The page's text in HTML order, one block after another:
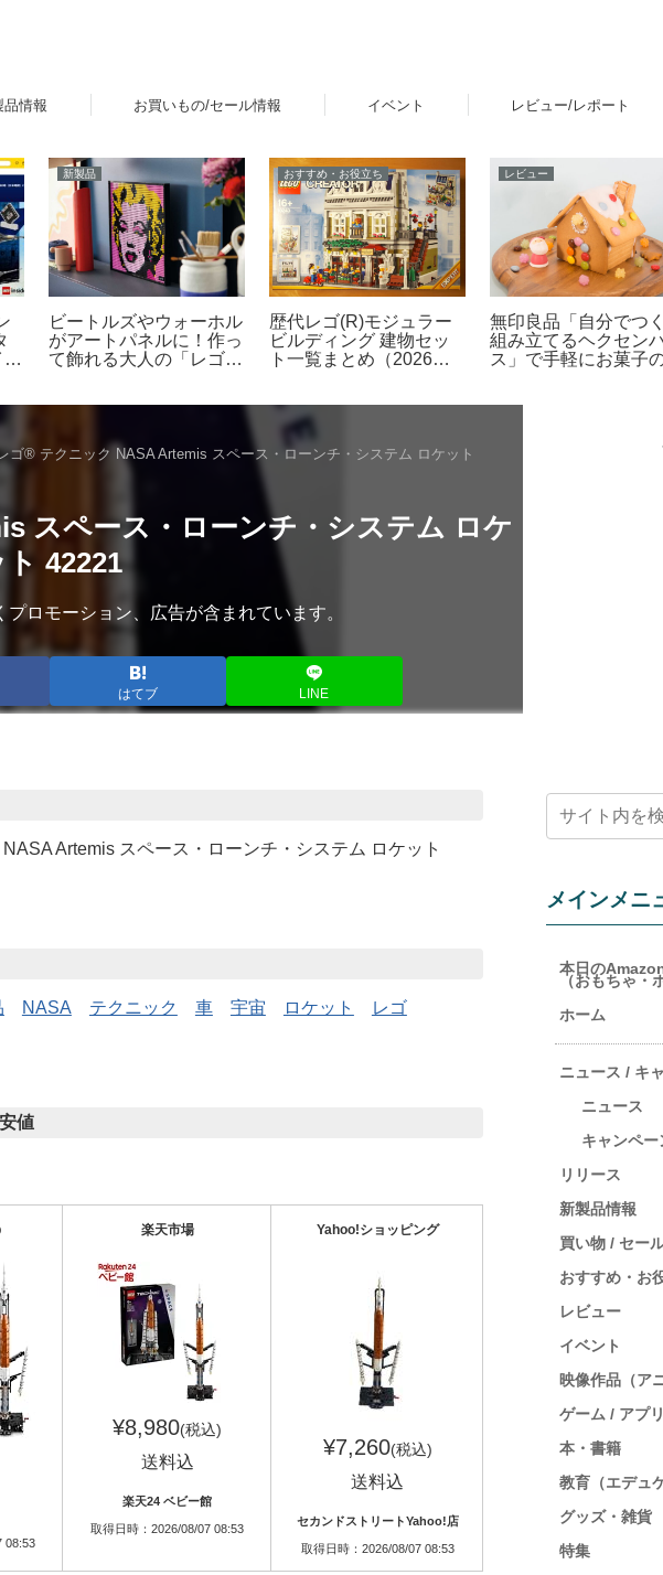
品情報 お買いもの/セール情報 イベント レビュー/レポート
新製品
ビートルズやウォーホル
がアートパネルに！作っ
て飾れる大人の「レゴ
おすすめ・お役立ち
歴代レゴ(R)モジュラー
ビルディング 建物セッ
ト一覧まとめ（2026年
レビュー
無印良品「自分でつ
組み立てるヘクセン
ス」で手軽にお菓子
ゴ® テクニック NASA Artemis スペース・ローンチ・システム ロケット
スペース・ローンチ・システム ロケ
ト 42221
ロモーション、広告が含まれています。
はてブ LINE
Artemis スペース・ローンチ・システム ロケット
NASA テクニック 車 宇宙 ロケット
レゴ
値
08:53
楽天市場
¥8,980(税込)
送料込
楽天24 ベビー館
取得日時：2026/08/07 08:53
Yahoo!ショッピング
¥7,260(税込)
送料込
セカンドストリートYahoo!店
取得日時：2026/08/07 08:53
メインメニ
本日の
（おもちゃ・
ホーム
ニュース / キ
ニュース
キャンペー
リリース
新製品情報
買い物 / セー
おすすめ・お
レビュー
イベント
映像作品（ア
ゲーム / アプリ
本・書籍
教育（エデュ
グッズ・雑貨
特集